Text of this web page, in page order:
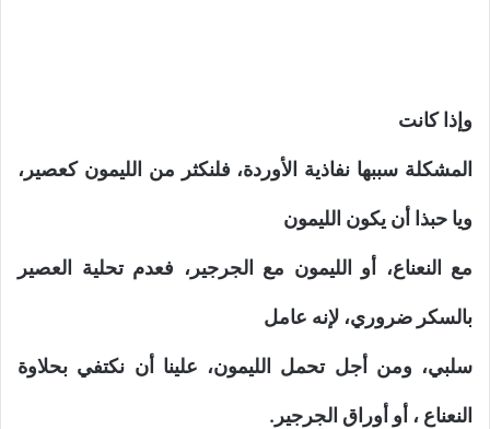
وإذا كانت
المشكلة سببها نفاذية الأوردة، فلنكثر من الليمون كعصير،
ويا حبذا أن يكون الليمون
مع النعناع، أو الليمون مع الجرجير، فعدم تحلية العصير
بالسكر ضروري، لإنه عامل
سلبي، ومن أجل تحمل الليمون، علينا أن نكتفي بحلاوة
النعناع ، أو أوراق الجرجير.